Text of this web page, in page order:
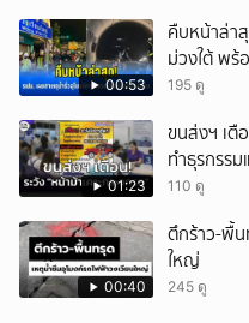
00:53
คืบหน้าล่า
ม่วงใต้ พร้
195 ดู
01:23
ขนส่งฯ เตื
ทำธุรกรรม
ขาด
110 ดู
00:40
ตึกร้าว-พื้น
ใหญ่
245 ดู